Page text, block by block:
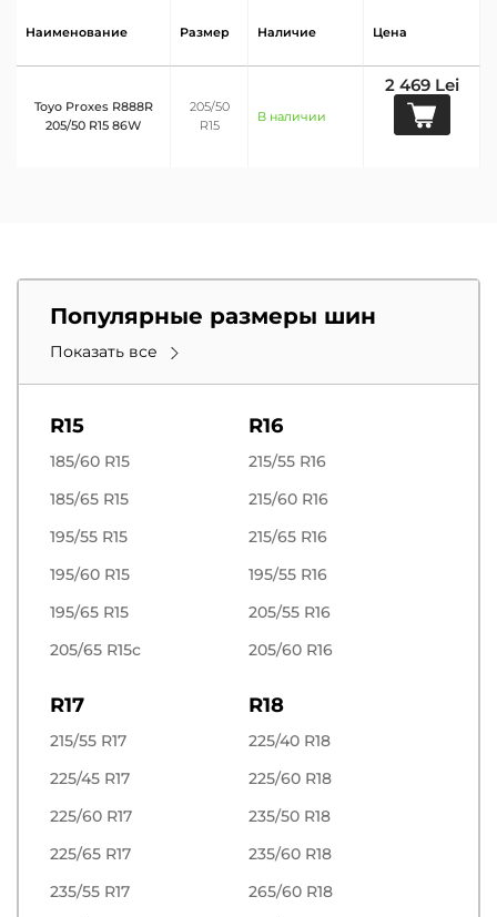
Наименование Размер Наличие Цена
Toyo Proxes R888R
205/50 R15 86W
205/50
R15
В наличии
2 469 Lei
Популярные размеры шин
Показать все
R15
185/60 R15
185/65 R15
195/55 R15
195/60 R15
195/65 R15
205/65 R15c
R16
215/55 R16
215/60 R16
215/65 R16
195/55 R16
205/55 R16
205/60 R16
R17
215/55 R17
225/45 R17
225/60 R17
225/65 R17
235/55 R17
R18
225/40 R18
225/60 R18
235/50 R18
235/60 R18
265/60 R18